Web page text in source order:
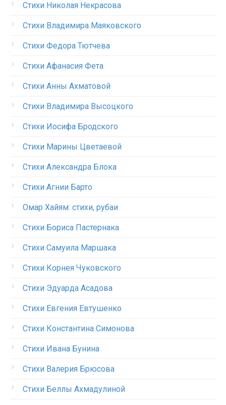
Стихи Николая Некрасова
Стихи Владимира Маяковского
Стихи Федора Тютчева
Стихи Афанасия Фета
Стихи Анны Ахматовой
Стихи Владимира Высоцкого
Стихи Иосифа Бродского
Стихи Марины Цветаевой
Стихи Александра Блока
Стихи Агнии Барто
Омар Хайям: стихи, рубаи
Стихи Бориса Пастернака
Стихи Самуила Маршака
Стихи Корнея Чуковского
Стихи Эдуарда Асадова
Стихи Евгения Евтушенко
Стихи Константина Симонова
Стихи Ивана Бунина
Стихи Валерия Брюсова
Стихи Беллы Ахмадулиной